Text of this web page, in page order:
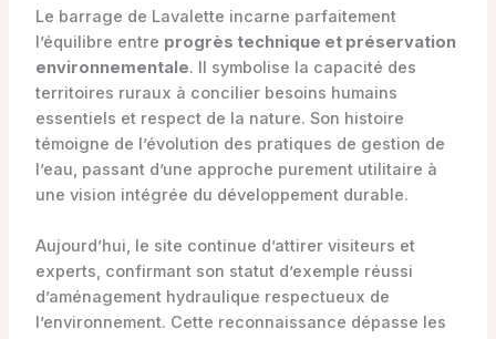
Le barrage de Lavalette incarne parfaitement
l’équilibre entre progrès technique et préservation
environnementale. Il symbolise la capacité des
territoires ruraux à concilier besoins humains
essentiels et respect de la nature. Son histoire
témoigne de l’évolution des pratiques de gestion de
l’eau, passant d’une approche purement utilitaire à
une vision intégrée du développement durable.
Aujourd’hui, le site continue d’attirer visiteurs et
experts, confirmant son statut d’exemple réussi
d’aménagement hydraulique respectueux de
l’environnement. Cette reconnaissance dépasse les